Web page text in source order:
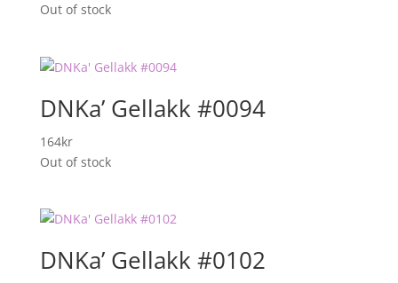
Out of stock
DNKa’ Gellakk #0094
164kr
Out of stock
DNKa’ Gellakk #0102